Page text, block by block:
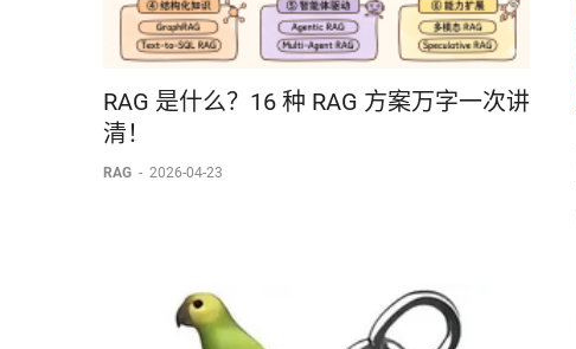
RAG 是什么？16 种 RAG 方案万字一次讲
清！
RAG - 2026-04-23